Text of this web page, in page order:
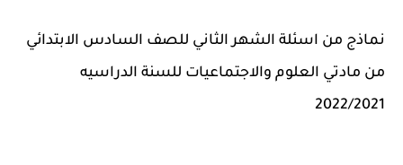
نماذج من اسئلة الشهر الثاني للصف السادس الابتدائي
من مادتي العلوم والاجتماعيات للسنة الدراسيه
2022/2021